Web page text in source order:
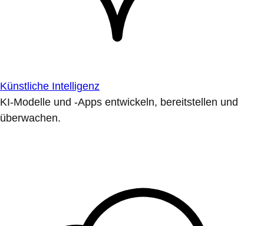
Künstliche Intelligenz
KI-Modelle und -Apps entwickeln, bereitstellen und
überwachen.